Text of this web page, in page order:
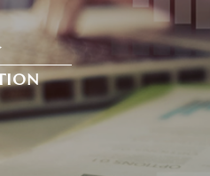
社長メッセー
コンプライ
ロゴマーク
ダイヤモンドワイヤ
単結晶SiC スライス加工向けダイ
ヤモンドワイヤ
ダイヤモンドワイヤ製造装置
決算説明・会社説明